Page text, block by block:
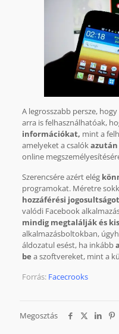
A legrosszabb persze,
arra is felhasználhatóak,
információkat, mint a
amelyeket a csalók
online
Szerencsére azért elég
programokat. Méretre
hozzáférési
valódi Facebook
mindig megtalálják és
alkalmazásboltokban,
áldozatul esést, ha inkább
be a szoftvereket, mint a
Forrás: Facecrooks
Megosztás